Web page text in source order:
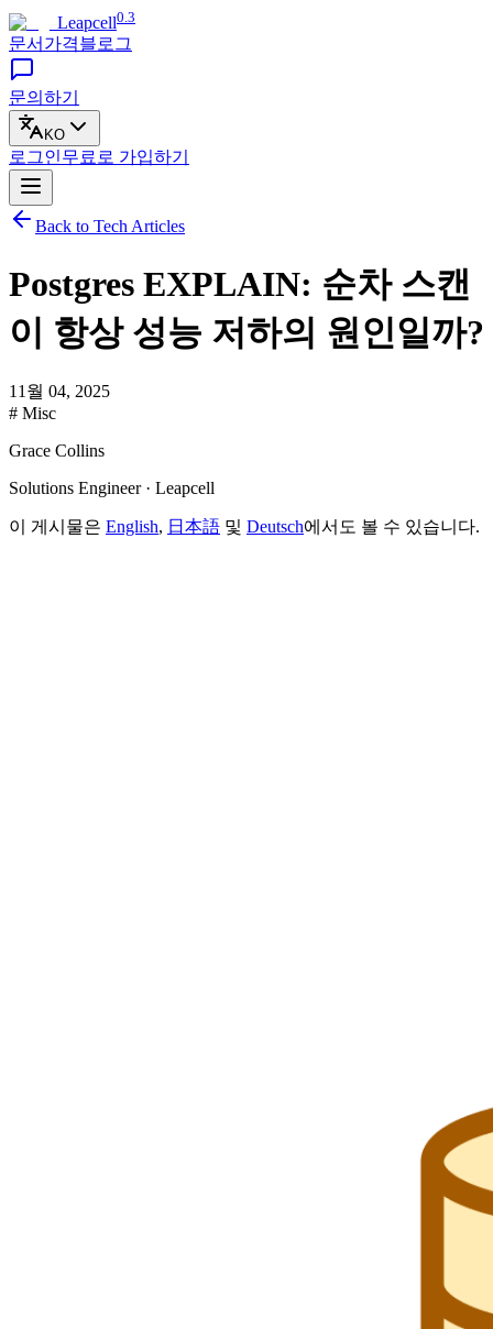
Leapcell0.3
문서 가격블로그
문의하기
KO
로그인무료로 가입하기
Back to Tech Articles
Postgres EXPLAIN: 순차 스캔
이 항상 성능 저하의 원인일까?
11월 04, 2025
# Misc
Grace Collins
Solutions Engineer · Leapcell
이 게시물은 English, 日本語 및 Deutsch에서도 볼 수 있습니다.